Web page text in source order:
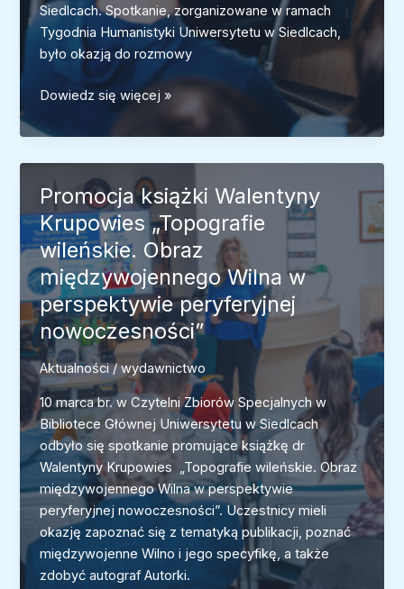
Siedlcach. Spotkanie, zorganizowane w ramach
Tygodnia Humanistyki Uniwersytetu w Siedlcach,
było okazją do rozmowy
Promocja
Beaty
Walęciuk-
Dejneki
„Kobiece
pisanie
–
trzy
portrety.
Szkice
o
mniej
znanej
(nieznanej)
literaturze
kobiet
przełomu
XIX
i
XX
wieku”
Dowiedz się więcej »
Promocja książki Walentyny
Krupowies „Topografie
wileńskie. Obraz
międzywojennego Wilna w
perspektywie peryferyjnej
nowoczesności”
Aktualności/wydawnictwo
10 marca br. w Czytelni Zbiorów Specjalnych w
Bibliotece Głównej Uniwersytetu w Siedlcach
odbyło się spotkanie promujące książkę dr
Walentyny Krupowies „Topografie wileńskie. Obraz
międzywojennego Wilna w perspektywie
peryferyjnej nowoczesności”. Uczestnicy mieli
okazję zapoznać się z tematyką publikacji, poznać
międzywojenne Wilno i jego specyfikę, a także
zdobyć autograf Autorki.